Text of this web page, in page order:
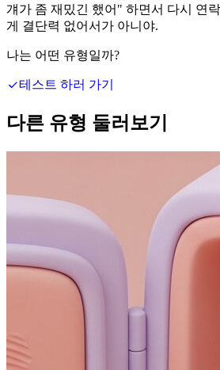
걔가 좀 재밌긴 했어" 하면서 다시 연
게 결단력 없어서가 아니야.
나는 어떤 유형일까?
테스트 하러 가기
다른 유형 둘러보기